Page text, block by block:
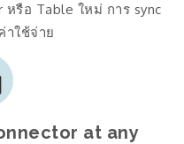
หรือ Table ใหม่ การ sync
าใช้จ่าย
at any